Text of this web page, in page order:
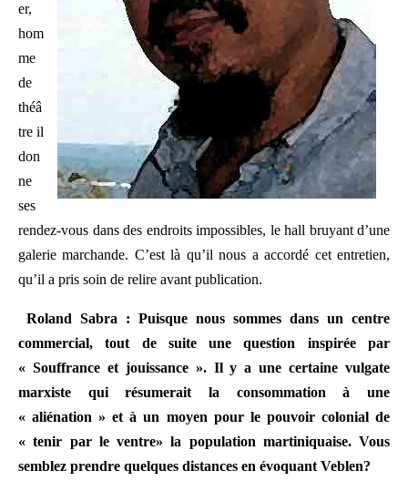
er,
hom
me
de
théâ
tre il
don
ne
ses
rendez-vous dans des endroits impossibles, le hall bruyant d’une
galerie marchande. C’est là qu’il nous a accordé cet entretien,
qu’il a pris soin de relire avant publication.
Roland Sabra : Puisque nous sommes dans un centre
commercial, tout de suite une question inspirée par
« Souffrance et jouissance ». Il y a une certaine vulgate
marxiste qui résumerait la consommation à une
« aliénation » et à un moyen pour le pouvoir colonial de
« tenir par le ventre» la population martiniquaise. Vous
semblez prendre quelques distances en évoquant Veblen?